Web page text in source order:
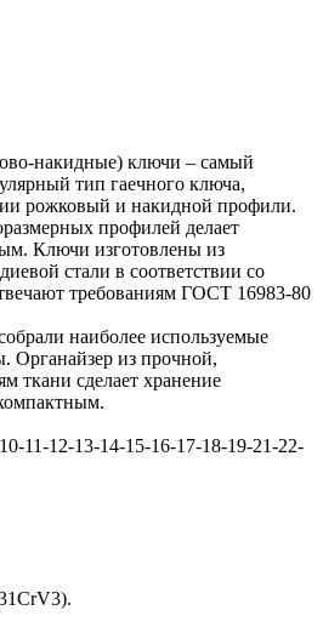
накидные) ключи – самый
тип гаечного ключа,
рожковый и накидной профили.
профилей делает
Ключи изготовлены из
стали в соответствии со
требованиям ГОСТ 16983-80
наиболее используемые
Органайзер из прочной,
ткани сделает хранение
11-12-13-14-15-16-17-18-19-21-22-